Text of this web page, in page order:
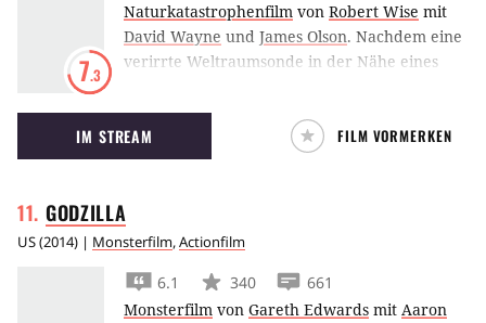
7.3
Naturkatastrophenfilm von Robert Wise mit
David Wayne und James Olson. Nachdem eine
verirrte Weltraumsonde in der Nähe eines
Erde zerschellt ist, entdeckt die
Rettungsmannschaft, dass alle Bewohner eines
grausamen Todes gestorben sind - mit
Mannes. Die Überlebenden werden in ein
hochmodernes, fünf Stockwerke tiefes
Wissenschaftler in einem Rennen gegen die
Zeit die Beschaffenheit des tödlichen
IM STREAM FILM VORMERKEN
GODZILLA
US(2014) | Monsterfilm,Actionfilm
6.1 340
661
Monsterfilm von Gareth Edwards mit Aaron